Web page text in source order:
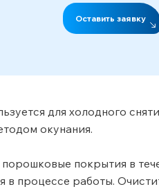
Оставить заявку
для холодного
окунания.
покрытия в
процессе работы.